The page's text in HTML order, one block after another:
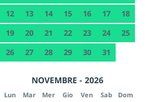
12
13 14 15 16 17
18
19
20 21 22 23 24
25
26
27 28 29 30 31
NOVEMBRE - 2026
Lun Mar Mer Gio Ven Sab Dom